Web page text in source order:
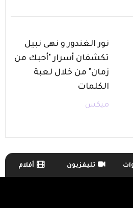
نور الغندور و نهى نبيل
تكشفان أسرار "أحبك من
زمان" من خلال لعبة
الكلمات
ميكس
TV Guide Menu
تليفزيون أفلام